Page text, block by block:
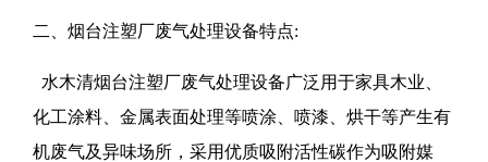
二、烟台注塑厂废气处理设备特点:
水木清烟台注塑厂废气处理设备广泛用于家具木业、
化工涂料、金属表面处理等喷涂、喷漆、烘干等产生有
机废气及异味场所，采用优质吸附活性碳作为吸附媒